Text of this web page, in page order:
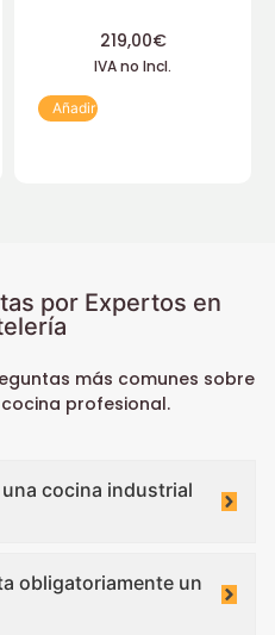
219,00€
IVA no Incl.
Añadir
por Expertos en
más comunes sobre
profesional.
cocina industrial
obligatoriamente un